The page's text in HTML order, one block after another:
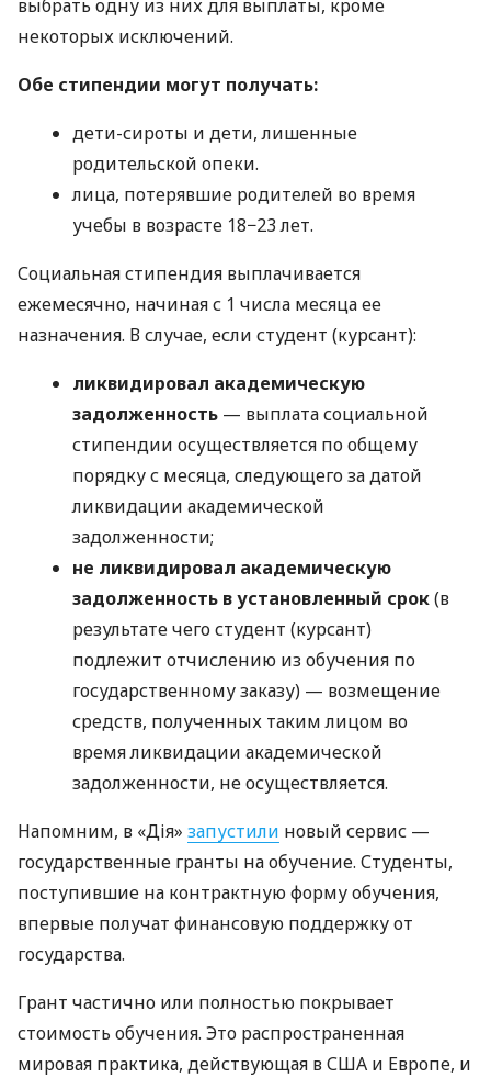
выбрать одну из них для выплаты, кроме
некоторых исключений.
Обе стипендии могут получать:
дети-сироты и дети, лишенные
родительской опеки.
лица, потерявшие родителей во время
учебы в возрасте 18−23 лет.
Социальная стипендия выплачивается
ежемесячно, начиная с 1 числа месяца ее
назначения. В случае, если студент (курсант):
ликвидировал академическую
задолженность — выплата социальной
стипендии осуществляется по общему
порядку с месяца, следующего за датой
ликвидации академической
задолженности;
не ликвидировал академическую
задолженность в установленный срок(в
результате чего студент (курсант)
подлежит отчислению из обучения по
государственному заказу) — возмещение
средств, полученных таким лицом во
время ликвидации академической
задолженности, не осуществляется.
Напомним, в «Дія» запустили новый сервис —
государственные гранты на обучение. Студенты,
поступившие на контрактную форму обучения,
впервые получат финансовую поддержку от
государства.
Грант частично или полностью покрывает
стоимость обучения. Это распространенная
мировая практика, действующая в США и Европе, и